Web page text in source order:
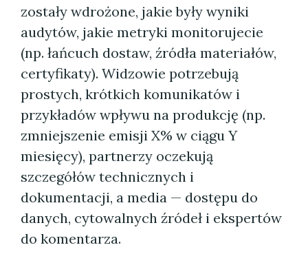
zostały wdrożone, jakie były wyniki
audytów, jakie metryki monitorujecie
(np. łańcuch dostaw, źródła materiałów,
certyfikaty). Widzowie potrzebują
prostych, krótkich komunikatów i
przykładów wpływu na produkcję (np.
zmniejszenie emisji X% w ciągu Y
miesięcy), partnerzy oczekują
szczegółów technicznych i
dokumentacji, a media — dostępu do
danych, cytowalnych źródeł i ekspertów
do komentarza.